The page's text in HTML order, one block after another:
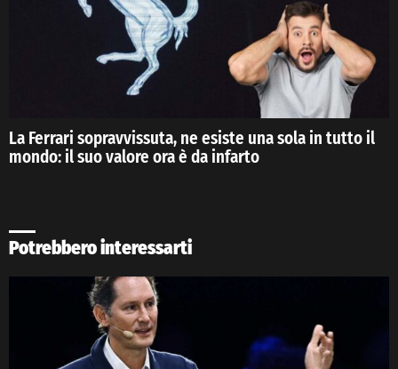
La Ferrari sopravvissuta, ne esiste una sola in tutto il
mondo: il suo valore ora è da infarto
Potrebbero interessarti